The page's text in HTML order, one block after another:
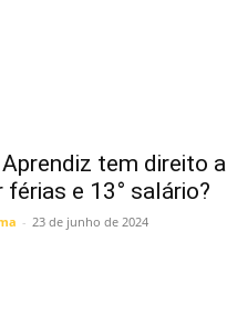
tem direito a
férias e 13° salário?
- 23 de junho de 2024